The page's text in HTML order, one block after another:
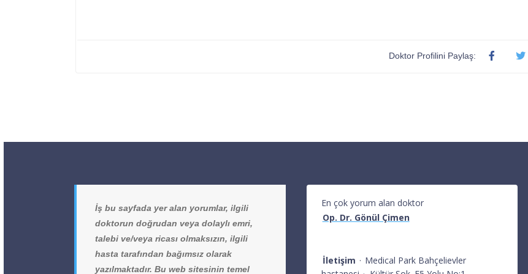
Doktor Profilini Paylaş:
İş bu sayfada yer alan yorumlar, ilgili
doktorun doğrudan veya dolaylı emri,
talebi ve/veya ricası olmaksızın, ilgili
hasta tarafından bağımsız olarak
yazılmaktadır. Bu web sitesinin temel
En çok yorum alan doktor
Op. Dr. Gönül Çimen
İletişim · Medical Park Bahçelievler